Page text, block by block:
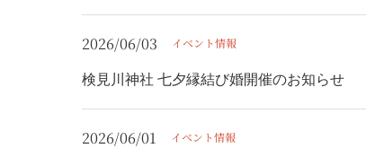
2026/06/03 イベント情報
検見川神社 七夕縁結び婚開催のお知らせ
2026/06/01 イベント情報